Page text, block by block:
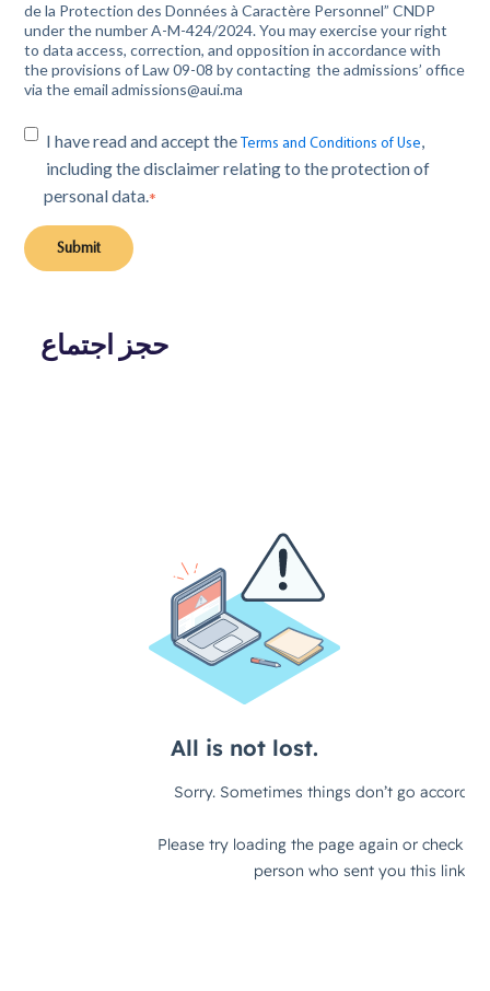
de la Protection des Données à Caractère Personnel” CNDP
under the number A-M-424/2024. You may exercise your right
to data access, correction, and opposition in accordance with
the provisions of Law 09-08 by contacting the admissions’ office
via the email admissions@aui.ma
I have read and accept the Terms and Conditions of Use,
including the disclaimer relating to the protection of
personal data.*
حجز اجتماع